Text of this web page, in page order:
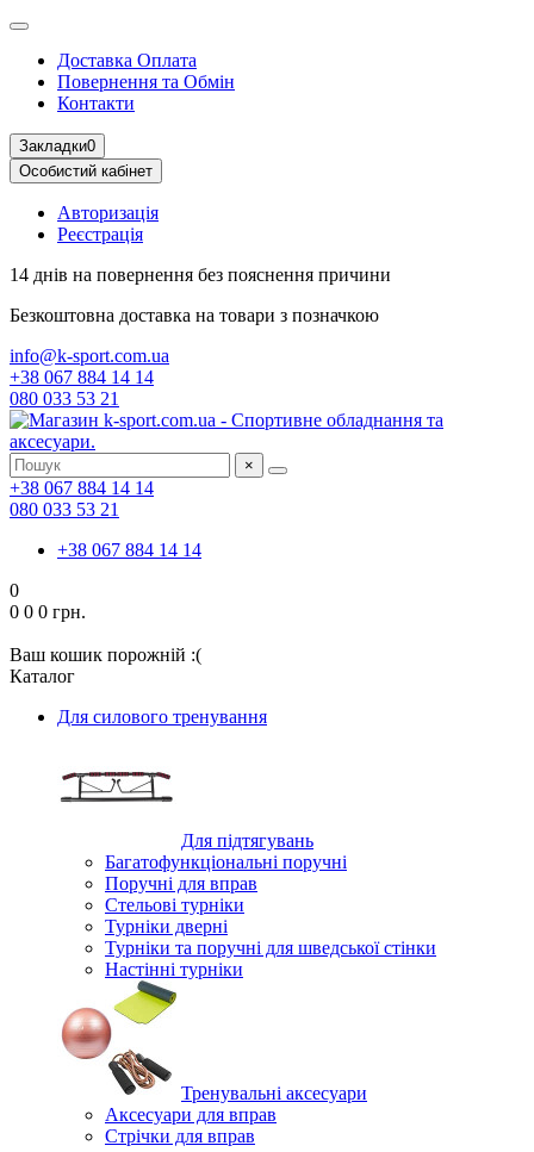
Доставка Оплата
Повернення та Обмін
Контакти
Закладки0
Особистий кабінет
Авторизація
Реєстрація
14 днів на повернення без пояснення причини
Безкоштовна доставка на товари з позначкою
info@k-sport.com.ua
+38 067 884 14 14
080 033 53 21
×
+38 067 884 14 14
080 033 53 21
+38 067 884 14 14
0
0 0 0 грн.
Ваш кошик порожній :(
Каталог
Для силового тренування
Для підтягувань
Багатофункціональні поручні
Поручні для вправ
Стельові турніки
Турніки дверні
Турніки та поручні для шведської стінки
Настінні турніки
Тренувальні аксесуари
Аксесуари для вправ
Стрічки для вправ